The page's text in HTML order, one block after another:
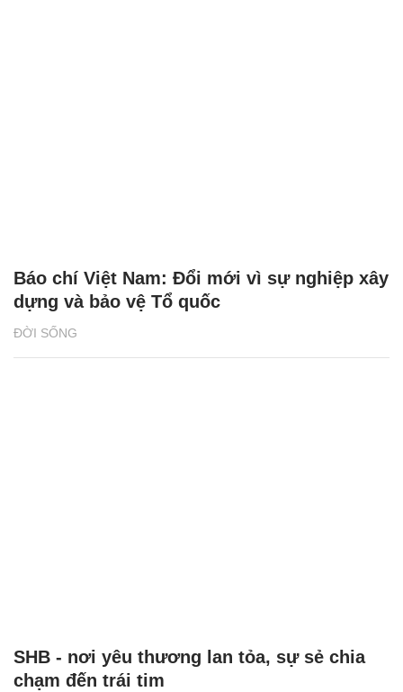
ĐỜI SỐNG
Báo chí Việt Nam: Đổi mới vì sự nghiệp xây
dựng và bảo vệ Tổ quốc
SHB - nơi yêu thương lan tỏa, sự sẻ chia
chạm đến trái tim